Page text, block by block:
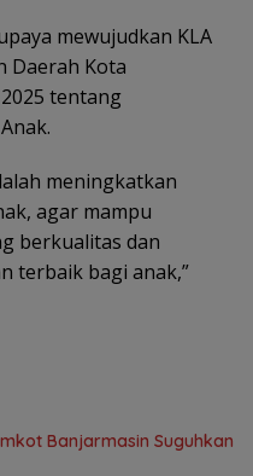
mewujudkan KLA
Daerah Kota
tentang
meningkatkan
agar mampu
berkualitas dan
terbaik bagi anak,”
Banjarmasin Suguhkan